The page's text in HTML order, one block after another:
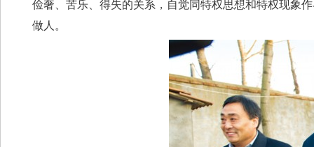
俭奢、苦乐、得失的关系，自觉同特权思想和特权现象
做人。